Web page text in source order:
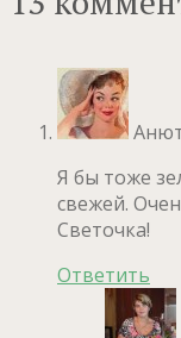
Я бы тоже
свежей.
Светочка!
Ответить